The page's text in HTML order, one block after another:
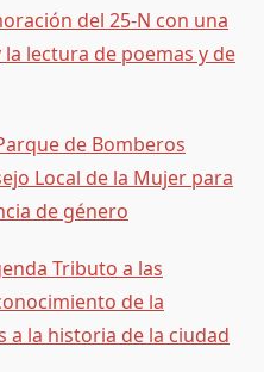
del 25-N con una
lectura de poemas y de
de Bomberos
Local de la Mujer para
de género
Tributo a las
de la
a la historia de la ciudad